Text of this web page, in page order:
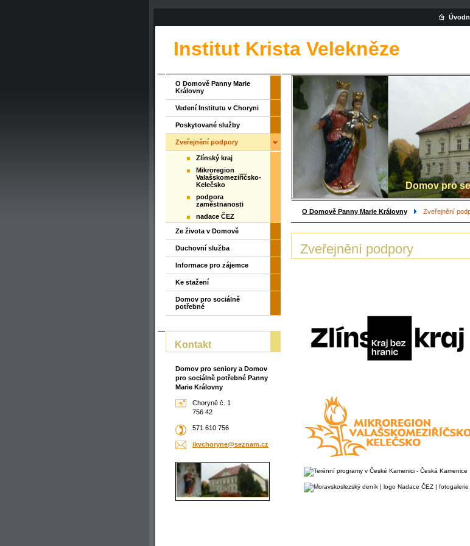
Institut Krista Velekněze
Domov pro
O Domově Panny Marie Královny Zveřejnění
Zveřejnění podpory
O Domově Panny Marie
Královny
Vedení Institutu v Choryni
Poskytované služby
Zveřejnění podpory
Zlínský kraj
Mikroregion
Valašskomeziříčsko-
Kelečsko
podpora
zaměstnanosti
nadace ČEZ
Ze života v Domově
Duchovní služba
Informace pro zájemce
Ke stažení
Domov pro sociálně
potřebné
Kontakt
Domov pro seniory a Domov
pro sociálně potřebné Panny
Marie Královny
Choryně č. 1
756 42
571 610 756
ikvchoryne@seznam.cz